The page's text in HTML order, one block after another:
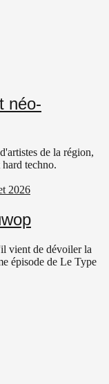
néo-
de la région,
techno.
2026
vient de dévoiler la
épisode de Le Type